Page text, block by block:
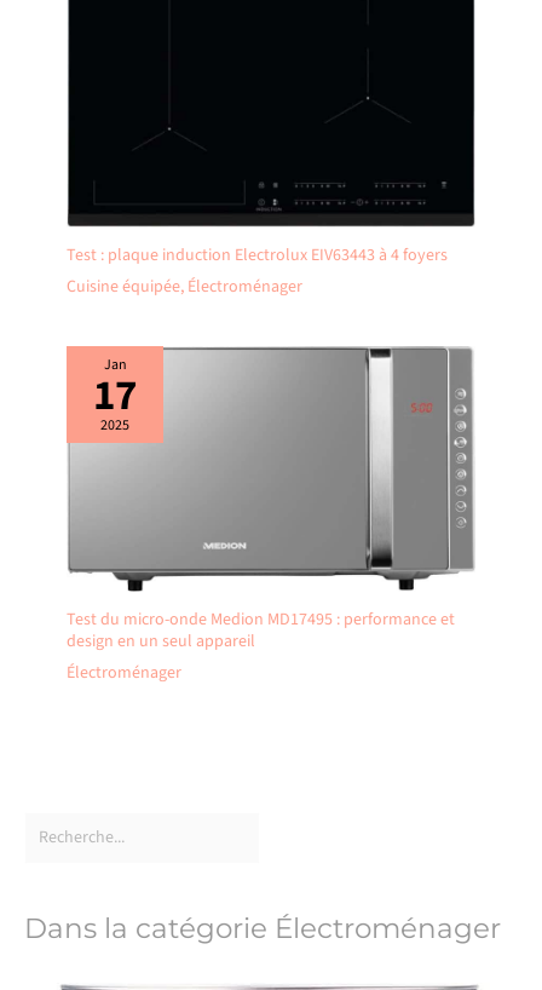
Test : plaque induction Electrolux EIV63443 à 4 foyers
Cuisine équipée, Électroménager
Jan
17
2025
Test du micro-onde Medion MD17495 : performance et
design en un seul appareil
Électroménager
Dans la catégorie Électroménager